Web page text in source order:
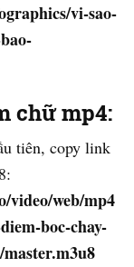
vi-sao-
chữ mp4:
tiên, copy link
video/web/mp4
boc-chay-